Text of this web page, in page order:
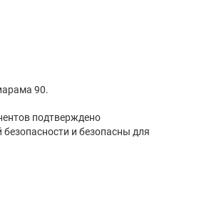
90.
подтверждено
и безопасны для